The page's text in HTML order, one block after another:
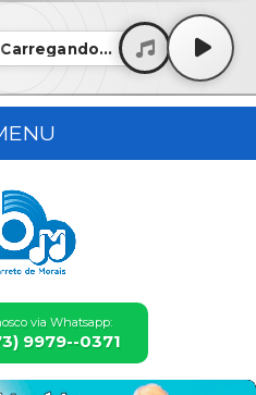
Carregando...
via Whatsapp:
9979--0371